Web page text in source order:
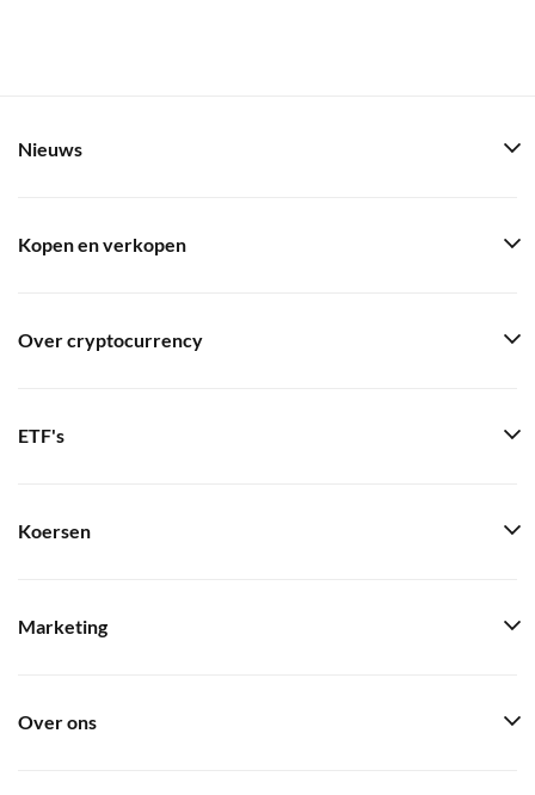
Nieuws
Kopen en verkopen
Over cryptocurrency
ETF's
Koersen
Marketing
Over ons